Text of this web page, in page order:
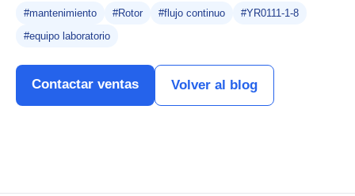
#mantenimiento #Rotor #flujo continuo
#YR0111-1-8
#equipo laboratorio
Contactar ventas Volver al blog